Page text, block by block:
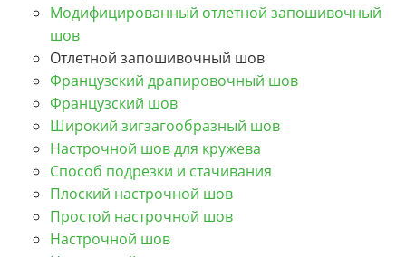
Модифицированный отлетной запошивочный
шов
Отлетной запошивочный шов
Французский драпировочный шов
Французский шов
Широкий зигзагообразный шов
Настрочной шов для кружева
Способ подрезки и стачивания
Плоский настрочной шов
Простой настрочной шов
Настрочной шов